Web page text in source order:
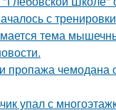
с
тема
пропажа чемодана
упал с